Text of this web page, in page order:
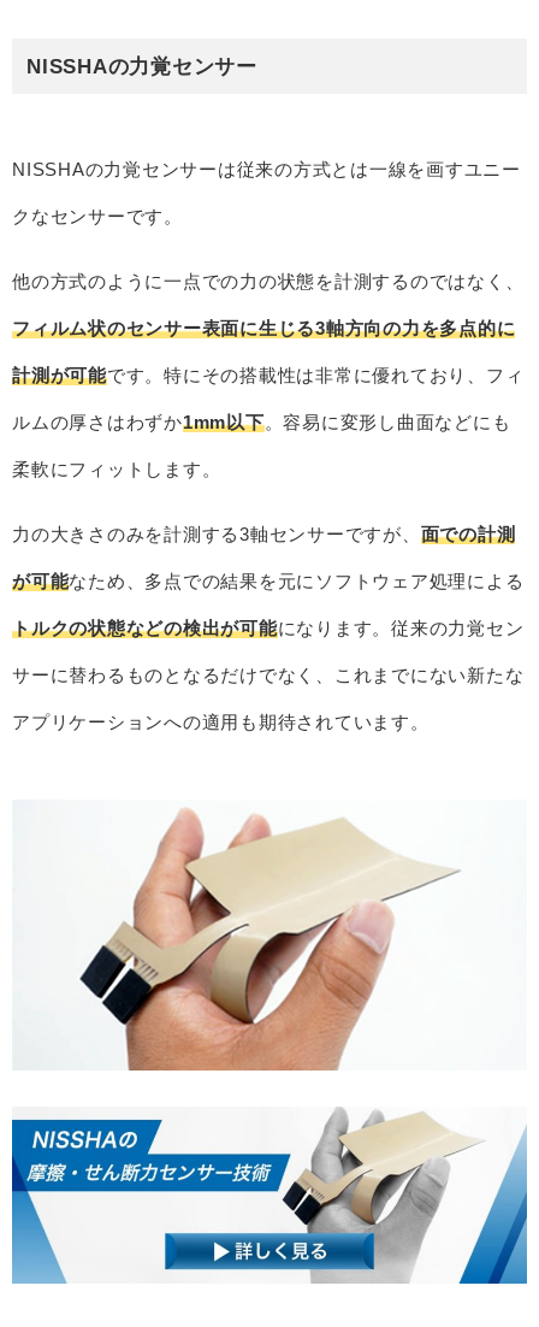
NISSHAの力覚センサー
NISSHAの力覚センサーは従来の方式とは一線を画すユニー
クなセンサーです。
他の方式のように一点での力の状態を計測するのではなく、
フィルム状のセンサー表面に生じる3軸方向の力を多点的に
計測が可能です。特にその搭載性は非常に優れており、フィ
ルムの厚さはわずか1mm以下。容易に変形し曲面などにも
柔軟にフィットします。
力の大きさのみを計測する3軸センサーですが、 面での計測
が可能なため、多点での結果を元にソフトウェア処理による
トルクの状態などの検出が可能になります。従来の力覚セン
サーに替わるものとなるだけでなく、これまでにない新たな
アプリケーションへの適用も期待されています。